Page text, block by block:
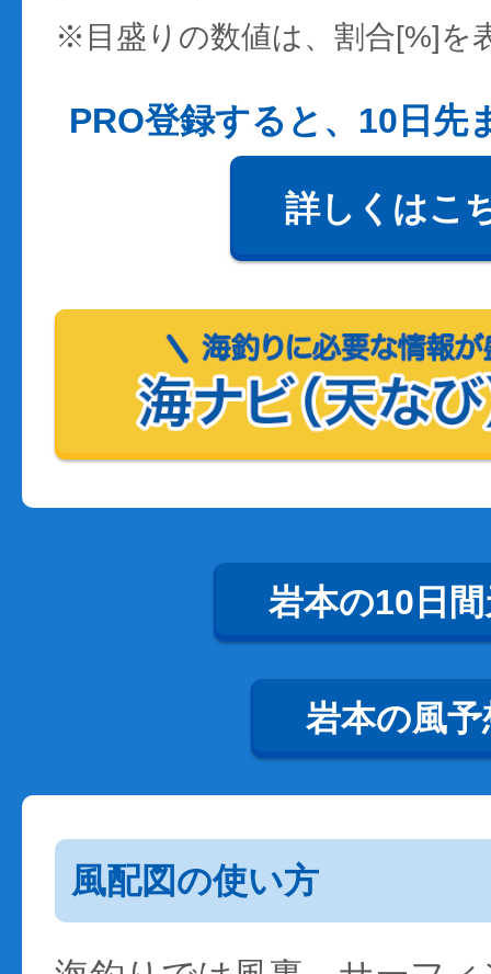
※目盛りの数値は、割合[%]を
PRO登録すると、10日先
詳しくはこ
岩本の10日
岩本の風予
風配図の使い方